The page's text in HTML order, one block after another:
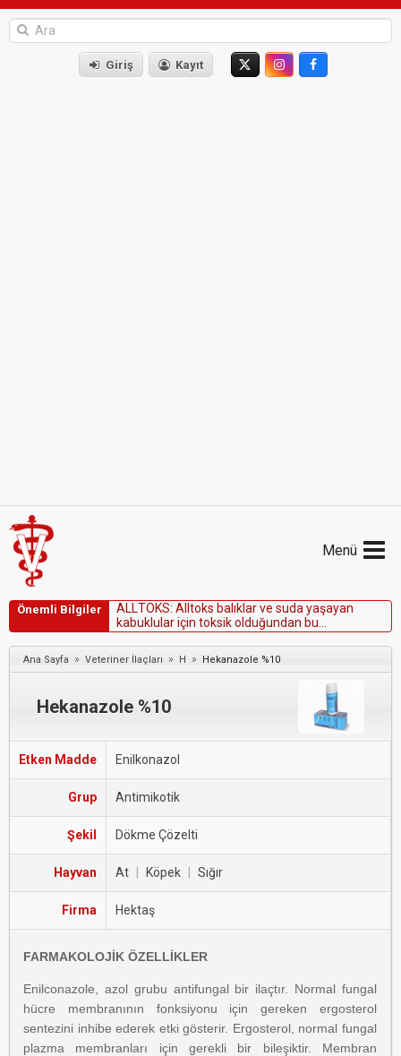
Giriş Kayıt
Menü
Önemli Bilgiler ALLTOKS: A toks ba ıkarve suda yaşayan
kabuku ariçin toksiko duğundan bu
hayvanlardakullanılmamalıvesukaynaklarına
karıştırılmamalıdır.Kullanılmışilaçartıklarıve
ambalaj ka p ar dere,göl v e be
Ana Sayfa » Veteriner İlaçları » H » Hekanazole %10
Hekanazole %10
Etken Madde Enilkonazol
Grup Antimikotik
Şekil Dökme Çözelti
Hayvan At Köpek Sığır
Firma Hektaş
FARMAKOLOJİK ÖZELLİKLER
Enilconazole, azol grubu antifungal bir ilaçtır. Normal fungal
hücre membranının fonksiyonu için gereken ergosterol
sentezini inhibe ederek etki gösterir. Ergosterol, normal fungal
plazma membranları için gerekli bir bileşiktir. Membran